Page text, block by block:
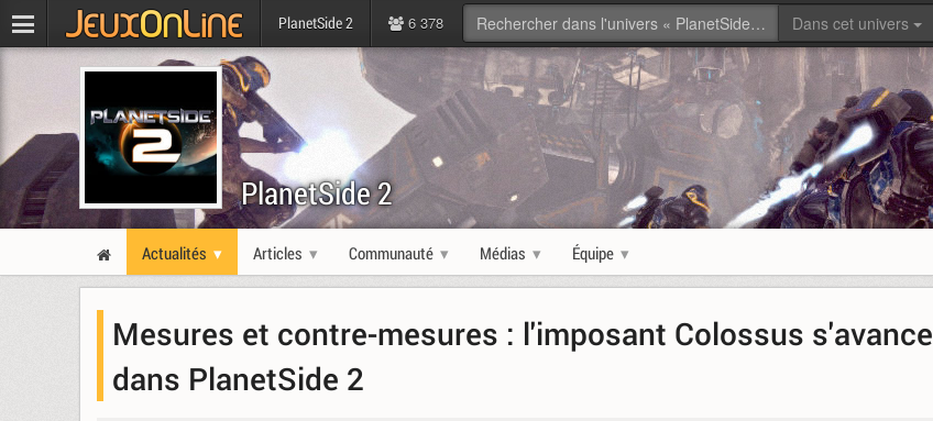
PlanetSide 2 6 378 Dans cet univers
PlanetSide 2
Actualités Articles Communauté Médias Équipe
Mesures et contre-mesures : l'imposant Colossus s'avance
dans PlanetSide 2